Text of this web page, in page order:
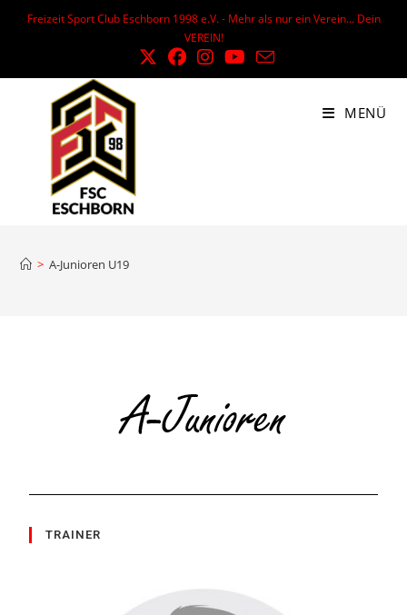
Freizeit Sport Club Eschborn 1998 e.V. - Mehr als nur ein Verein... Dein
VEREIN!
MENÜ
> A-Junioren U19
TRAINER